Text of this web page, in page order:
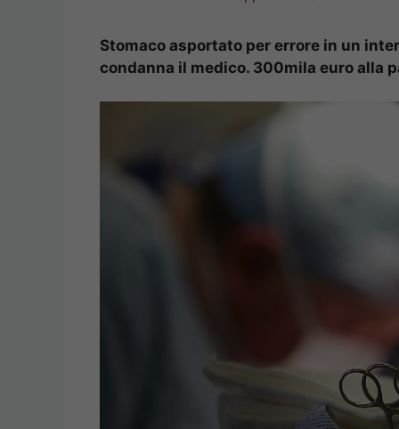
Stomaco asportato per errore in un
condanna il medico. 300mila euro alla